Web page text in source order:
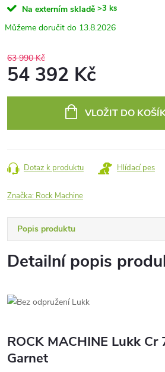
Na externím skladě >3 ks
13.8.2026
63 990 Kč
54 392 Kč
VLOŽIT DO
Dotaz k produktu Hlídací pes
Značka: Rock Machine
Popis produktu
Detailní popis
ROCK MACHINE Lukk Cr
Garnet